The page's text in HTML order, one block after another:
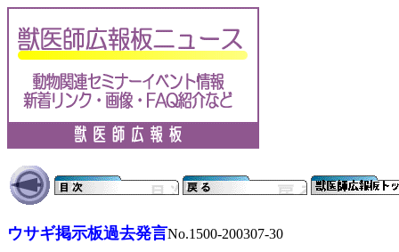
ウサギ掲示板過去発言No.1500-200307-30